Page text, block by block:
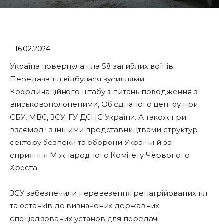
16.02.2024
Україна повернула тіла 58 загиблих воїнів.
Передача тіл відбулася зусиллями
Координаційного штабу з питань поводження з
військовополоненими, Об’єднаного центру при
СБУ, МВС, ЗСУ, ГУ ДСНС України. А також при
взаємодії з іншими представництвами структур
сектору безпеки та оборони України й за
сприяння Міжнародного Комітету Червоного
Хреста.
ЗСУ забезпечили перевезення репатрійованих тіл
та останків до визначених державних
спеціалізованих установ для передачі